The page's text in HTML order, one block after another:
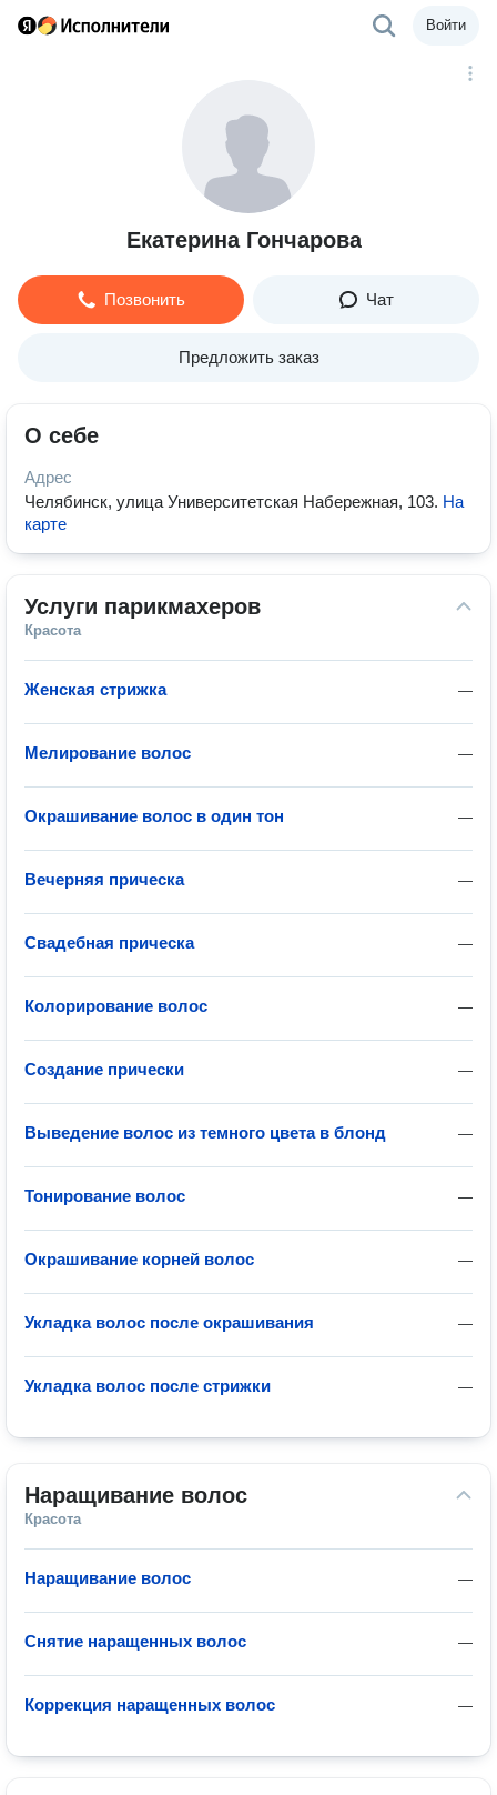
Войти
Екатерина Гончарова
Позвонить Чат
Предложить заказ
О себе
Адрес
Челябинск, улица Университетская Набережная, 103. На
карте
Услуги парикмахеров
Красота
—
Женская стрижка
—
Мелирование волос
—
Окрашивание волос в один тон
—
Вечерняя прическа
—
Свадебная прическа
—
Колорирование волос
—
Создание прически
—
Выведение волос из темного цвета в блонд
—
Тонирование волос
—
Окрашивание корней волос
—
Укладка волос после окрашивания
—
Укладка волос после стрижки
Наращивание волос
Красота
—
Наращивание волос
—
Снятие наращенных волос
—
Коррекция наращенных волос